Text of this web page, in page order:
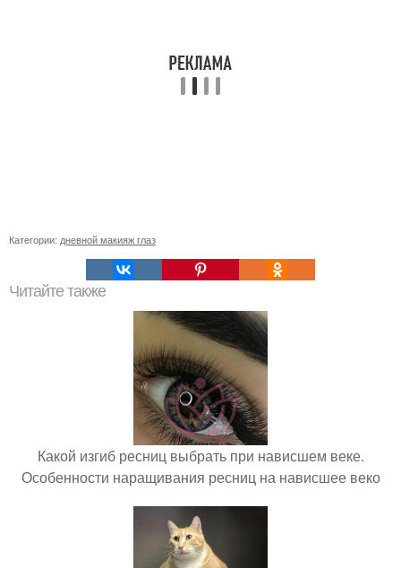
Категории: дневной макияж глаз
Читайте также
Какой изгиб ресниц выбрать при нависшем веке.
Особенности наращивания ресниц на нависшее веко